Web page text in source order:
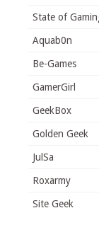
State of
Aquab0n
Be-Games
GamerGirl
GeekBox
Golden Geek
JulSa
Roxarmy
Site Geek